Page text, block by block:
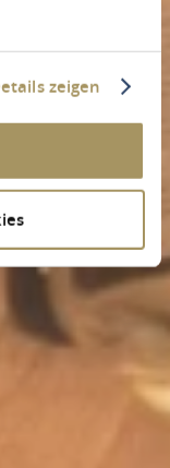
zeigen